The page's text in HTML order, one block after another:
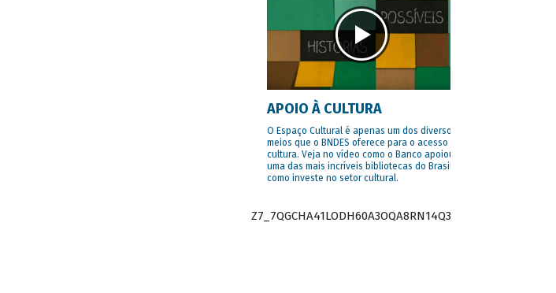
APOIO À CULTURA
O Espaço Cultural é apenas um dos diversos
meios que o BNDES oferece para o acesso à
cultura. Veja no vídeo como o Banco apoiou
uma das mais incríveis bibliotecas do Brasil e
como investe no setor cultural.
Z7_7QGCHA41LODH60A3OQA8RN14Q3